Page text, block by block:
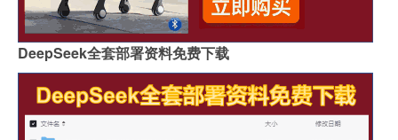
DeepSeek全套部署资料免费下载